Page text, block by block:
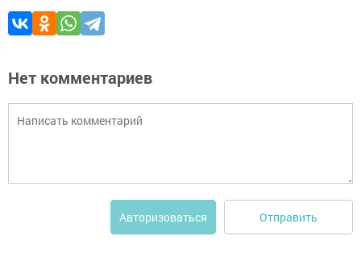
Нет комментариев
Авторизоваться Отправить